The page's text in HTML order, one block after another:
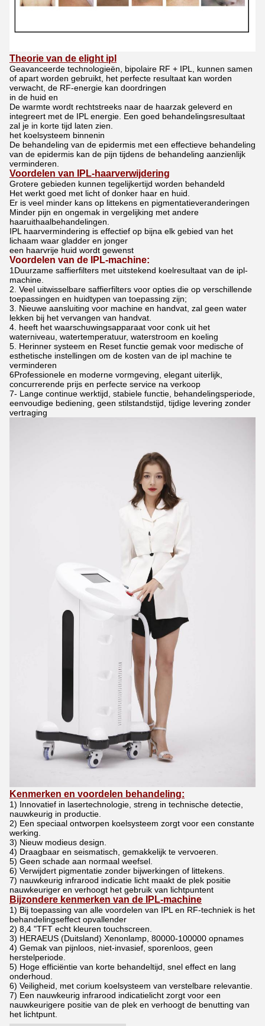
Theorie van de elight ipl
Geavanceerde technologieën, bipolaire RF + IPL, kunnen samen
of apart worden gebruikt, het perfecte resultaat kan worden
verwacht, de RF-energie kan doordringen
in de huid en
De warmte wordt rechtstreeks naar de haarzak geleverd en
integreert met de IPL energie. Een goed behandelingsresultaat
zal je in korte tijd laten zien.
het koelsysteem binnenin
De behandeling van de epidermis met een effectieve behandeling
van de epidermis kan de pijn tijdens de behandeling aanzienlijk
verminderen.
Voordelen van IPL-haarverwijdering
Grotere gebieden kunnen tegelijkertijd worden behandeld
Het werkt goed met licht of donker haar en huid.
Er is veel minder kans op littekens en pigmentatieveranderingen
Minder pijn en ongemak in vergelijking met andere
haaruithaalbehandelingen.
IPL haarvermindering is effectief op bijna elk gebied van het
lichaam waar gladder en jonger
een haarvrije huid wordt gewenst
Voordelen van de IPL-machine:
1Duurzame saffierfilters met uitstekend koelresultaat van de ipl-
machine.
2. Veel uitwisselbare saffierfilters voor opties die op verschillende
toepassingen en huidtypen van toepassing zijn;
3. Nieuwe aansluiting voor machine en handvat, zal geen water
lekken bij het vervangen van handvat.
4. heeft het waarschuwingsapparaat voor conk uit het
waterniveau, watertemperatuur, waterstroom en koeling
5. Herinner systeem en Reset functie gemak voor medische of
esthetische instellingen om de kosten van de ipl machine te
verminderen
6Professionele en moderne vormgeving, elegant uiterlijk,
concurrerende prijs en perfecte service na verkoop
7- Lange continue werktijd, stabiele functie, behandelingsperiode,
eenvoudige bediening, geen stilstandstijd, tijdige levering zonder
vertraging
Kenmerken en voordelen behandeling:
1) Innovatief in lasertechnologie, streng in technische detectie,
nauwkeurig in productie.
2) Een speciaal ontworpen koelsysteem zorgt voor een constante
werking.
3) Nieuw modieus design.
4) Draagbaar en seismatisch, gemakkelijk te vervoeren.
5) Geen schade aan normaal weefsel.
6) Verwijdert pigmentatie zonder bijwerkingen of littekens.
7) nauwkeurig infrarood indicatie licht maakt de plek positie
nauwkeuriger en verhoogt het gebruik van lichtpuntent
Bijzondere kenmerken van de IPL-machine
1) Bij toepassing van alle voordelen van IPL en RF-techniek is het
behandelingseffect opvallender
2) 8,4 "TFT echt kleuren touchscreen.
3) HERAEUS (Duitsland) Xenonlamp, 80000-100000 opnames
4) Gemak van pijnloos, niet-invasief, sporenloos, geen
herstelperiode.
5) Hoge efficiëntie van korte behandeltijd, snel effect en lang
onderhoud.
6) Veiligheid, met corium koelsysteem van verstelbare relevantie.
7) Een nauwkeurig infrarood indicatielicht zorgt voor een
nauwkeurigere positie van de plek en verhoogt de benutting van
het lichtpunt.